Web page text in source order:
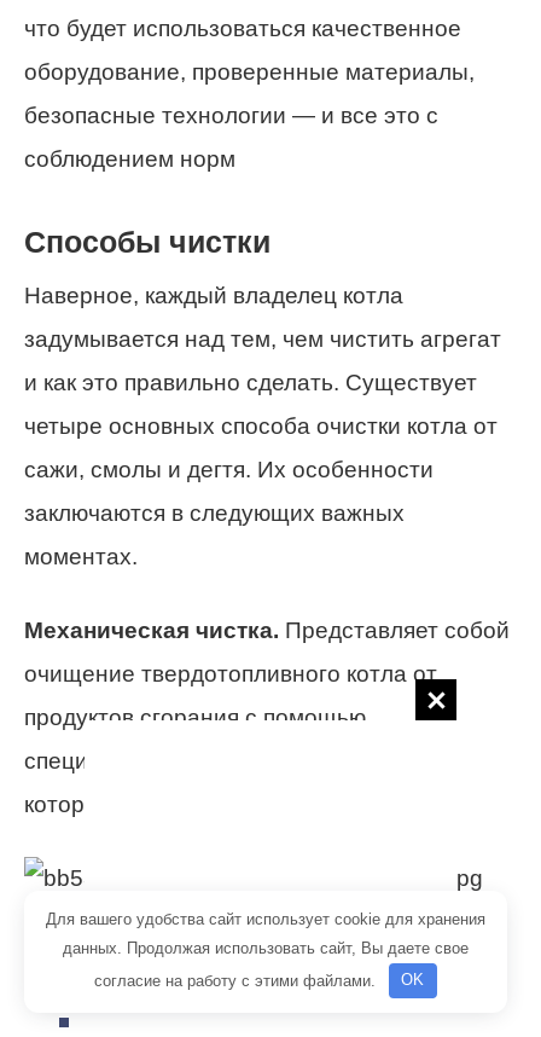
что будет использоваться качественное
оборудование, проверенные материалы,
безопасные технологии — и все это с
соблюдением норм
Способы чистки
Наверное, каждый владелец котла
задумывается над тем, чем чистить агрегат
и как это правильно сделать. Существует
четыре основных способа очистки котла от
сажи, смолы и дегтя. Их особенности
заключаются в следующих важных
моментах.
Механическая чистка. Представляет собой
очищение твердотопливного котла от
продуктов сгорания с помощью
специального набора инструментов, в
который входят следующие элементы:
кочерга;
Для вашего удобства сайт использует cookie для хранения
данных. Продолжая использовать сайт, Вы даете свое
согласие на работу с этими файлами.
OK